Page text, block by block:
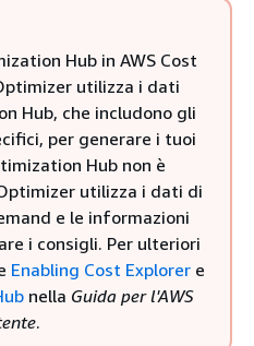
Hub in AWS Cost
utilizza i dati
Hub, che includono gli
per generare i tuoi
Hub non è
utilizza i dati di
e le informazioni
i consigli. Per ulteriori
Enabling Cost Explorer e
nella Guida per l'AWS
.